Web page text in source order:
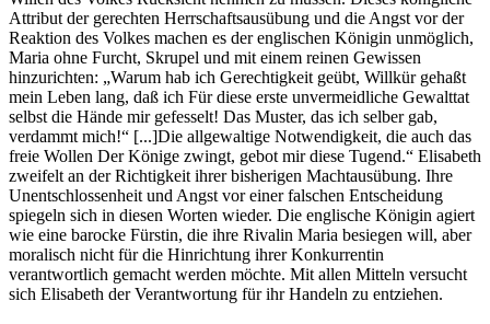
Attribut der gerechten Herrschaftsausübung und die Angst vor der
Reaktion des Volkes machen es der englischen Königin unmöglich,
Maria ohne Furcht, Skrupel und mit einem reinen Gewissen
hinzurichten: „Warum hab ich Gerechtigkeit geübt, Willkür gehaßt
mein Leben lang, daß ich Für diese erste unvermeidliche Gewalttat
selbst die Hände mir gefesselt! Das Muster, das ich selber gab,
verdammt mich!“ [...]Die allgewaltige Notwendigkeit, die auch das
freie Wollen Der Könige zwingt, gebot mir diese Tugend.“ Elisabeth
zweifelt an der Richtigkeit ihrer bisherigen Machtausübung. Ihre
Unentschlossenheit und Angst vor einer falschen Entscheidung
spiegeln sich in diesen Worten wieder. Die englische Königin agiert
wie eine barocke Fürstin, die ihre Rivalin Maria besiegen will, aber
moralisch nicht für die Hinrichtung ihrer Konkurrentin
verantwortlich gemacht werden möchte. Mit allen Mitteln versucht
sich Elisabeth der Verantwortung für ihr Handeln zu entziehen.